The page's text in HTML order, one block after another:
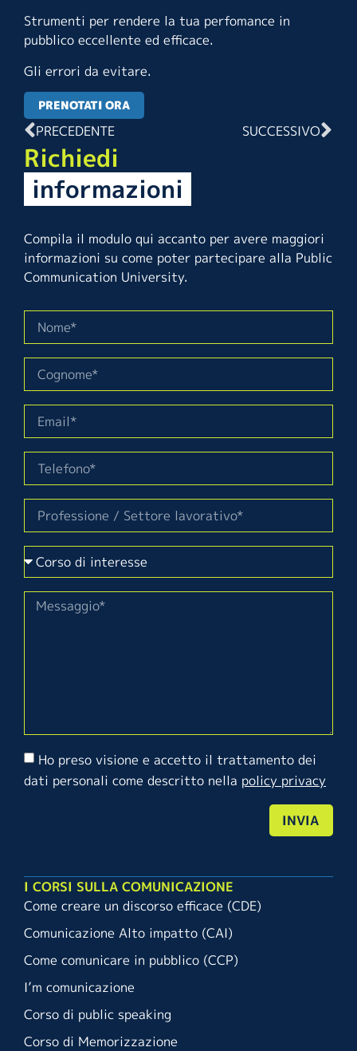
Strumenti per rendere la tua perfomance in
pubblico eccellente ed efficace.
Gli errori da evitare.
PRENOTATI ORA
PRECEDENTE SUCCESSIVO
Richiedi
informazioni
Compila il modulo qui accanto per avere maggiori
informazioni su come poter partecipare alla Public
Communication University.
Ho preso visione e accetto il trattamento dei
dati personali come descritto nella policy privacy
INVIA
I CORSI SULLA COMUNICAZIONE
Come creare un discorso efficace (CDE)
Comunicazione Alto impatto (CAI)
Come comunicare in pubblico (CCP)
I’m comunicazione
Corso di public speaking
Corso di Memorizzazione